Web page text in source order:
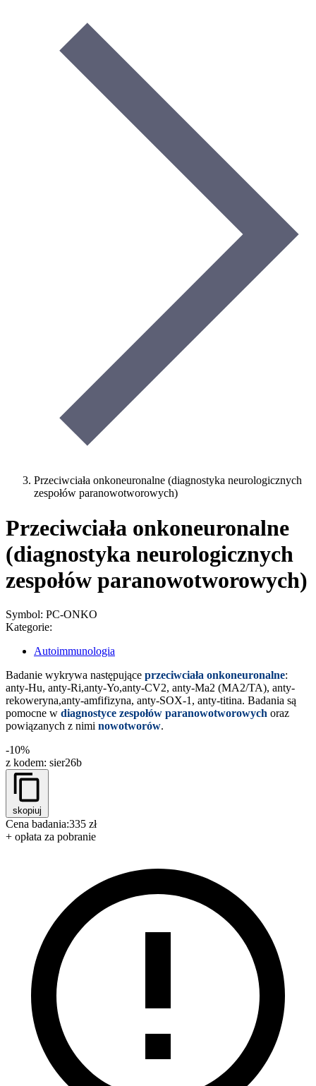
Przeciwciała onkoneuronalne (diagnostyka neurologicznych
zespołów paranowotworowych)
Przeciwciała onkoneuronalne
(diagnostyka neurologicznych
zespołów paranowotworowych)
Symbol: PC-ONKO
Kategorie:
Autoimmunologia
Badanie wykrywa następujące przeciwciała onkoneuronalne:
anty-Hu, anty-Ri,anty-Yo,anty-CV2, anty-Ma2 (MA2/TA), anty-
rekoweryna,anty-amfifizyna, anty-SOX-1, anty-titina. Badania są
pomocne w diagnostyce zespołów paranowotworowych oraz
powiązanych z nimi nowotworów.
-10%
z kodem: sier26b
skopiuj
Cena badania:335 zł
+ opłata za pobranie